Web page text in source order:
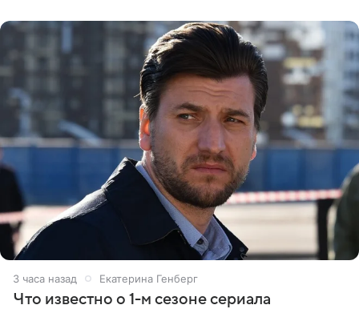
3 часа назад Екатерина Генберг
Что известно о 1-м сезоне сериала